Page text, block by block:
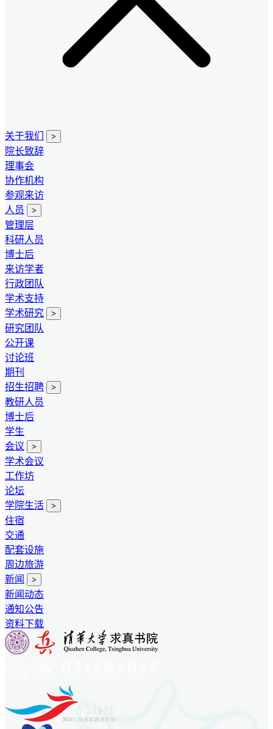
关于我们 >
院长致辞
理事会
协作机构
参观来访
人员
>
管理层
科研人员
博士后
来访学者
行政团队
学术支持
学术研究
>
研究团队
公开课
讨论班
期刊
招生招聘
>
教研人员
博士后
学生
会议
>
学术会议
工作坊
论坛
学院生活
>
住宿
交通
配套设施
周边旅游
新闻
>
新闻动态
通知公告
资料下载